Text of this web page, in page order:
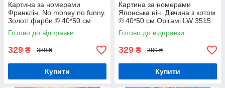
Картина за номерами
Франклін. No money no funny.
Золоті фарби © 40*50 см
Орігамі LW 3284
Готово до відправки
329 ₴ 389 ₴
Купити
Картина за номерами
Японська ніч. Дівчина з котом
℗ 40*50 см Орігамі LW 3515
Готово до відправки
329 ₴ 389 ₴
Купити